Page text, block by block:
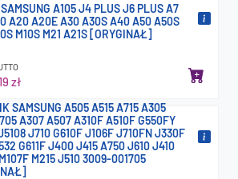
A105 J4 PLUS J6 PLUS A7
A20 A20E A30 A30S A40 A50 A50S
M10S M21 A21S [ORYGINAŁ]
zł
SAMSUNG A505 A515 A715 A305
A307 A507 A310F A510F G550FY
J710 G610F J106F J710FN J330F
G611F J400 J415 A750 J610 J410
M215 J510 3009-001705